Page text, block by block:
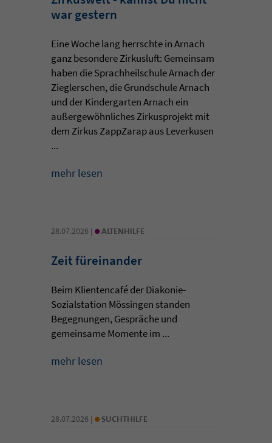
war gestern
Eine Woche lang herrschte in Arnach
ganz besondere Zirkusluft: Gemeinsam
haben die Sprachheilschule Arnach der
Zieglerschen, die Grundschule Arnach
und der Kindergarten Arnach ein
außergewöhnliches Zirkusprojekt mit
dem Zirkus ZappZarap aus Leverkusen
...
mehr lesen
28.07.2026 | • ALTENHILFE
Zeit füreinander
Beim Klientencafé der Diakonie-
Sozialstation Mössingen standen
Begegnungen, Gespräche und
gemeinsame Momente im ...
mehr lesen
28.07.2026 | • SUCHTHILFE